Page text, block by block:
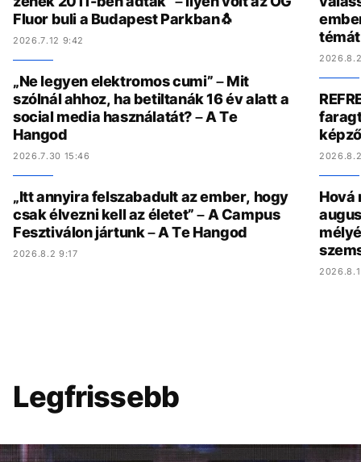
Fluor buli a Budapest Parkban🐧
2026.7.12 9:42
„Ne legyen elektromos cumi” – Mit
szólnál ahhoz, ha betiltanák 16 év alatt a
social media használatát? – A Te
Hangod
2026.7.30 15:46
„Itt annyira felszabadult az ember, hogy
csak élvezni kell az életet” – A Campus
Fesztiválon jártunk – A Te Hangod
2026.8.2 9:17
témát
Hová
Legfrissebb